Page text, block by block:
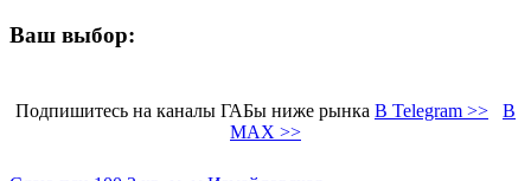
Ваш выбор:
Подпишитесь на каналы ГАБы ниже рынка В Telegram >>
В
MAX >>